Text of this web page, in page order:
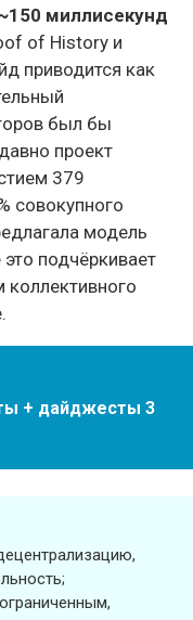
миллисекунд
of History и
приводится как
был бы
проект
379
совокупного
модель
подчёркивает
коллективного
+ дайджесты 3